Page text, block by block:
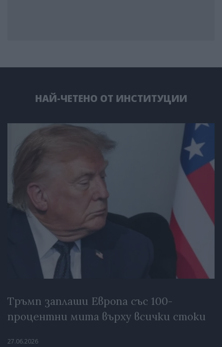
НАЙ-ЧЕТЕНО ОТ ИНСТИТУЦИИ
Тръмп заплаши Европа със 100-
процентни мита върху всички стоки
27.06.2026